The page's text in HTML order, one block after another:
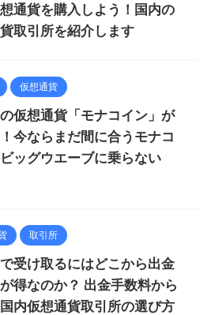
通貨を購入しよう！国内の
取引所を紹介します
仮想通貨
仮想通貨「モナコイン」が
！今ならまだ間に合うモナコ
ッグウエーブに乗らない
取引所
受け取るにはどこから出金
得なのか？ 出金手数料から
内仮想通貨取引所の選び方